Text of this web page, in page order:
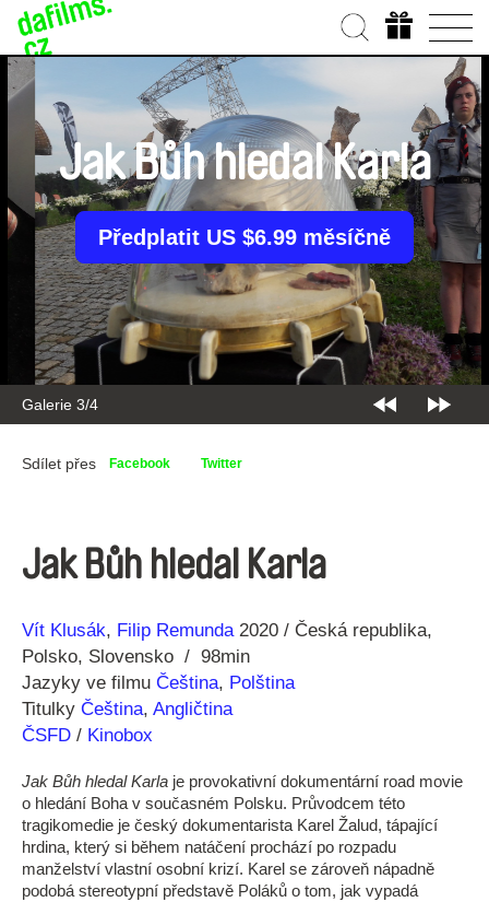
Galerie 4/4
Jak Bůh hledal Karla
Předplatit US $6.99 měsíčně
Sdílet přes Facebook Twitter
Jak Bůh hledal Karla
Režie
Vít Klusák Filip Remunda
Rok 2020
Česká republika
Polsko Slovensko
98min
Jazyky ve filmu Čeština, Polština
Titulky Čeština, Angličtina
ČSFD / Kinobox
Jak Bůh hledal Karla je provokativní dokumentární road movie
o hledání Boha v současném Polsku. Průvodcem této
tragikomedie je český dokumentarista Karel Žalud, tápající
hrdina, který si během natáčení prochází po rozpadu
manželství vlastní osobní krizí. Karel se zároveň nápadně
podobá stereotypní představě Poláků o tom, jak vypadá